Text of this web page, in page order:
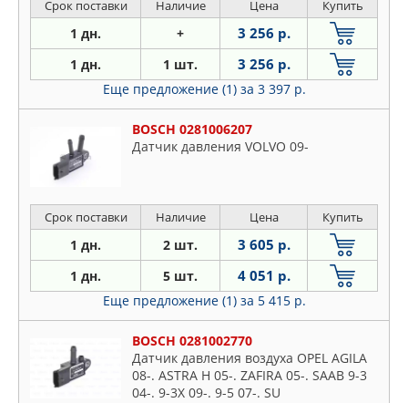
Срок поставки Наличие Цена Купить
1 дн. + 3 256 р.
1 дн. 1 шт. 3 256 р.
Еще предложение (1) за 3 397 р.
BOSCH 0281006207
Датчик давления VOLVO 09-
Срок поставки Наличие Цена Купить
1 дн. 2 шт. 3 605 р.
1 дн. 5 шт. 4 051 р.
Еще предложение (1) за 5 415 р.
BOSCH 0281002770
Датчик давления воздуха OPEL AGILA
08-. ASTRA H 05-. ZAFIRA 05-. SAAB 9-3
04-. 9-3X 09-. 9-5 07-. SU